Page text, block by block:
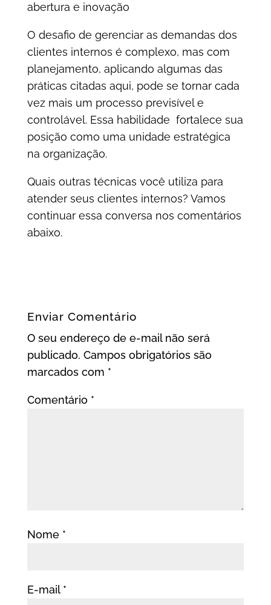
abertura e inovação
O desafio de gerenciar as demandas dos
clientes internos é complexo, mas com
planejamento, aplicando algumas das
práticas citadas aqui, pode se tornar cada
vez mais um processo previsível e
controlável. Essa habilidade fortalece sua
posição como uma unidade estratégica
na organização.
Quais outras técnicas você utiliza para
atender seus clientes internos? Vamos
continuar essa conversa nos comentários
abaixo.
Enviar Comentário
O seu endereço de e-mail não será
publicado. Campos obrigatórios são
marcados com *
Comentário *
Nome *
E-mail *